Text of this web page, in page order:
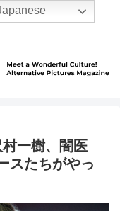
村一樹、闇医
スたちがやっ